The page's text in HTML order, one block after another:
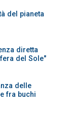
del pianeta
diretta
del Sole"
delle
fra buchi